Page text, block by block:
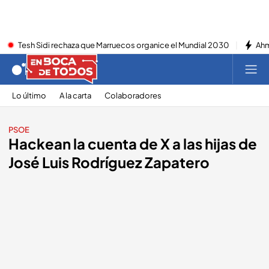
Tesh Sidi rechaza que Marruecos organice el Mundial 2030
Lo último A la carta Colaboradores
PSOE
Hackean la cuenta de X a las hijas de
José Luis Rodríguez Zapatero